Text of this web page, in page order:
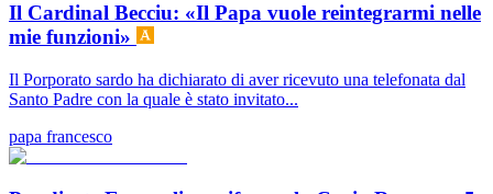
Il Cardinal Becciu: «Il Papa vuole reintegrarmi nelle
mie funzioni»
Il Porporato sardo ha dichiarato di aver ricevuto una telefonata dal
Santo Padre con la quale è stato invitato...
papa francesco